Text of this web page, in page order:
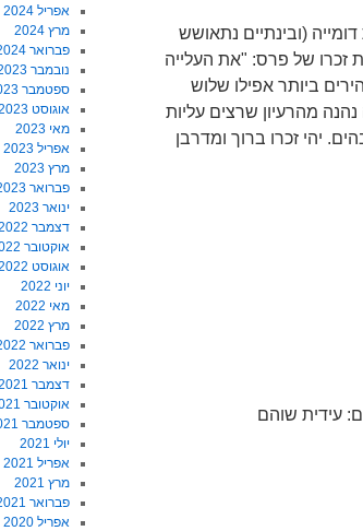
(ובינתיים נתאושש
זכרו של פרס: "את העלייה
ביותר אפילו שלוש
מהרעיון שרצים עליות
יהי זכרו ברוך ומדרבן
עידית שוהם
אפריל 2024
מרץ 2024
פברואר 2024
נובמבר 2023
ספטמבר 2023
אוגוסט 2023
מאי 2023
אפריל 2023
מרץ 2023
פברואר 2023
ינואר 2023
דצמבר 2022
אוקטובר 2022
אוגוסט 2022
יוני 2022
מאי 2022
מרץ 2022
פברואר 2022
ינואר 2022
דצמבר 2021
אוקטובר 2021
ספטמבר 2021
יולי 2021
אפריל 2021
מרץ 2021
פברואר 2021
אפריל 2020